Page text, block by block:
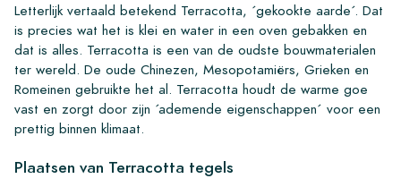
Letterlijk vertaald betekend Terracotta, ´gekookte aarde´. Dat
is precies wat het is klei en water in een oven gebakken en
dat is alles. Terracotta is een van de oudste bouwmaterialen
ter wereld. De oude Chinezen, Mesopotamiërs, Grieken en
Romeinen gebruikte het al. Terracotta houdt de warme goe
vast en zorgt door zijn ´ademende eigenschappen´ voor een
prettig binnen klimaat.
Plaatsen van Terracotta tegels